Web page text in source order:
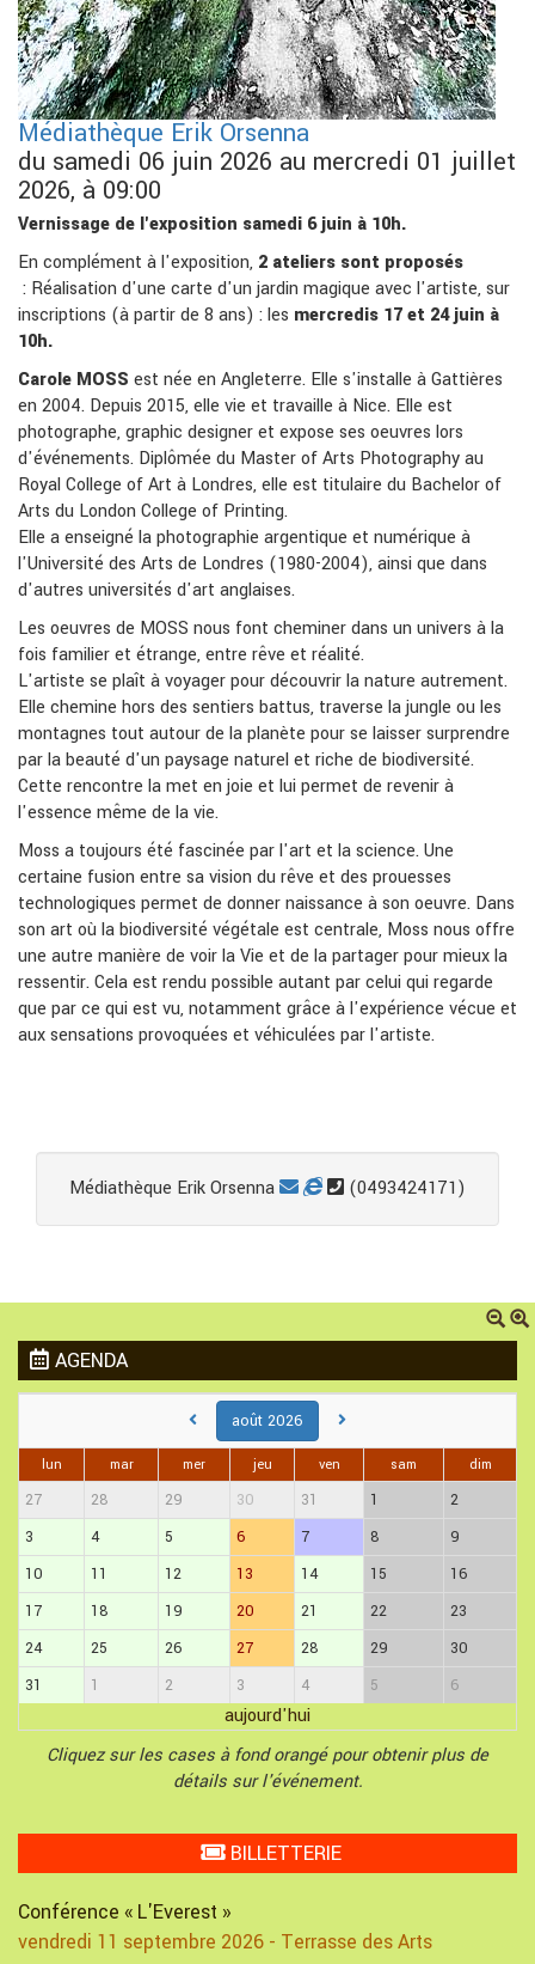
Médiathèque Erik Orsenna
du samedi 06 juin 2026 au mercredi 01 juillet
2026, à 09:00
Vernissage de l'exposition samedi 6 juin à 10h.
En complément à l'exposition, 2 ateliers sont proposés
: Réalisation d'une carte d'un jardin magique avec l'artiste, sur
inscriptions (à partir de 8 ans) : les mercredis 17 et 24 juin à
10h.
Carole MOSS est née en Angleterre. Elle s'installe à Gattières
en 2004. Depuis 2015, elle vie et travaille à Nice. Elle est
photographe, graphic designer et expose ses oeuvres lors
d'événements. Diplômée du Master of Arts Photography au
Royal College of Art à Londres, elle est titulaire du Bachelor of
Arts du London College of Printing.
Elle a enseigné la photographie argentique et numérique à
l'Université des Arts de Londres (1980-2004), ainsi que dans
d'autres universités d'art anglaises.
Les oeuvres de MOSS nous font cheminer dans un univers à la
fois familier et étrange, entre rêve et réalité.
L'artiste se plaît à voyager pour découvrir la nature autrement.
Elle chemine hors des sentiers battus, traverse la jungle ou les
montagnes tout autour de la planète pour se laisser surprendre
par la beauté d'un paysage naturel et riche de biodiversité.
Cette rencontre la met en joie et lui permet de revenir à
l'essence même de la vie.
Moss a toujours été fascinée par l'art et la science. Une
certaine fusion entre sa vision du rêve et des prouesses
technologiques permet de donner naissance à son oeuvre. Dans
son art où la biodiversité végétale est centrale, Moss nous offre
une autre manière de voir la Vie et de la partager pour mieux la
ressentir. Cela est rendu possible autant par celui qui regarde
que par ce qui est vu, notamment grâce à l'expérience vécue et
aux sensations provoquées et véhiculées par l'artiste.
Médiathèque Erik Orsenna (0493424171)
AGENDA
août 2026
lun mar mer jeu ven sam dim
27 28 29 30 31 1
2
3
4 5 6 7 8
9
10
11 12 13 14 15
16
17
18 19 20 21 22
23
24
25 26 27 28 29
30
31
1 2 3 4 5 6
aujourd'hui
Cliquez sur les cases à fond orangé pour obtenir plus de
détails sur l'événement.
BILLETTERIE
Conférence « L'Everest »
vendredi 11 septembre 2026 - Terrasse des Arts